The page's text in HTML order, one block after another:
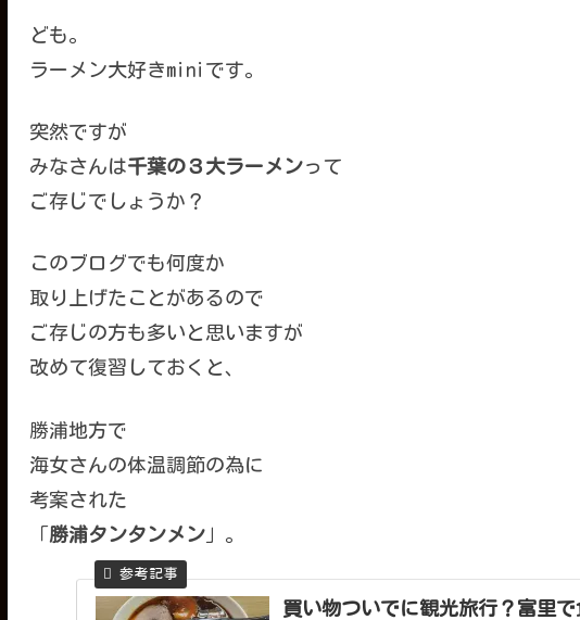
ども。
ラーメン大好きminiです。
突然ですが
みなさんは千葉の３大ラーメンって
ご存じでしょうか？
このブログでも何度か
取り上げたことがあるので
ご存じの方も多いと思いますが
改めて復習しておくと、
勝浦地方で
海女さんの体温調節の為に
考案された
「勝浦タンタンメン」。
買い物ついでに観光旅行？富里